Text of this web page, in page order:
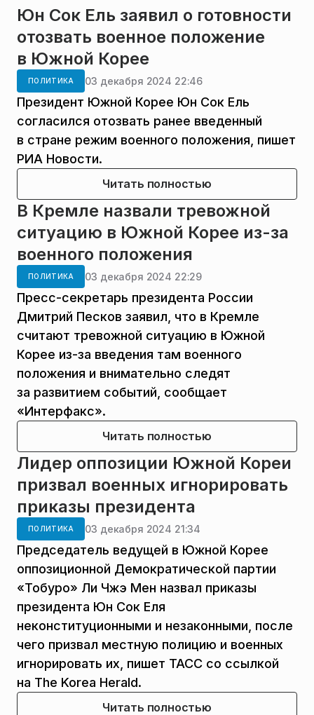
Юн Сок Ель заявил о готовности
отозвать военное положение
в Южной Корее
ПОЛИТИКА 03 декабря 2024 22:46
Президент Южной Корее Юн Сок Ель
согласился отозвать ранее введенный
в стране режим военного положения, пишет
РИА Новости.
Читать полностью
В Кремле назвали тревожной
ситуацию в Южной Корее из-за
военного положения
ПОЛИТИКА 03 декабря 2024 22:29
Пресс-секретарь президента России
Дмитрий Песков заявил, что в Кремле
считают тревожной ситуацию в Южной
Корее из-за введения там военного
положения и внимательно следят
за развитием событий, сообщает
«Интерфакс».
Читать полностью
Лидер оппозиции Южной Кореи
призвал военных игнорировать
приказы президента
ПОЛИТИКА 03 декабря 2024 21:34
Председатель ведущей в Южной Корее
оппозиционной Демократической партии
«Тобуро» Ли Чжэ Мен назвал приказы
президента Юн Сок Еля
неконституционными и незаконными, после
чего призвал местную полицию и военных
игнорировать их, пишет ТАСС со ссылкой
на The Korea Herald.
Читать полностью